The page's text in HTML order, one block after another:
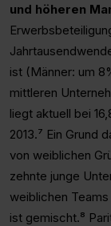
und höheren
ist (Männer: um
mittleren
liegt aktuell bei
2013.⁷ Ein Grund
von weiblichen
zehnte junge
weiblichen
ist gemischt.⁸